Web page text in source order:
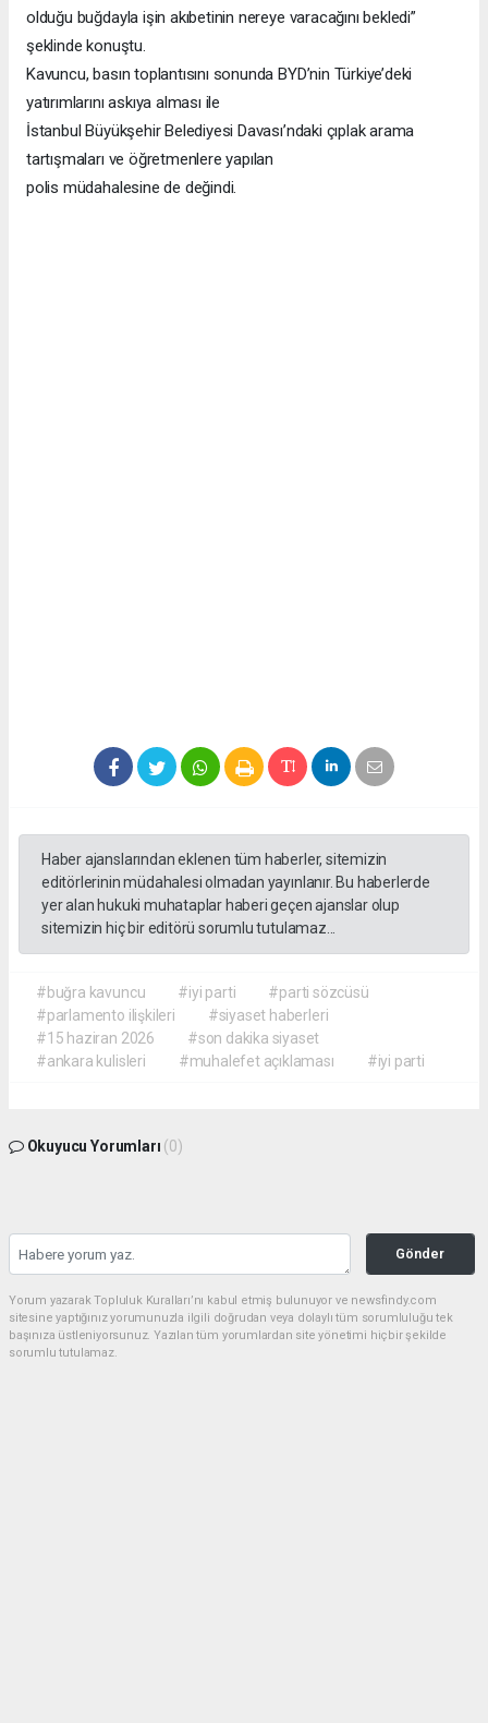
olduğu buğdayla işin akıbetinin nereye varacağını bekledi”
şeklinde konuştu.
Kavuncu, basın toplantısını sonunda BYD’nin Türkiye’deki
yatırımlarını askıya alması ile
İstanbul Büyükşehir Belediyesi Davası’ndaki çıplak arama
tartışmaları ve öğretmenlere yapılan
polis müdahalesine de değindi.
Haber ajanslarından eklenen tüm haberler, sitemizin
editörlerinin müdahalesi olmadan yayınlanır. Bu haberlerde
yer alan hukuki muhataplar haberi geçen ajanslar olup
sitemizin hiç bir editörü sorumlu tutulamaz...
#buğra kavuncu #iyi parti
#parti sözcüsü
#parlamento ilişkileri
#siyaset haberleri
#15 haziran 2026
#son dakika siyaset
#ankara kulisleri
#muhalefet açıklaması #iyi parti
Okuyucu Yorumları (0)
Gönder
Yorum yazarak Topluluk Kuralları’nı kabul etmiş bulunuyor ve newsfindy.com
sitesine yaptığınız yorumunuzla ilgili doğrudan veya dolaylı tüm sorumluluğu tek
başınıza üstleniyorsunuz. Yazılan tüm yorumlardan site yönetimi hiçbir şekilde
sorumlu tutulamaz.